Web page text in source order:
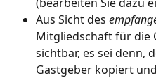
Aus Sicht des
Mitgliedschaft für die
sichtbar, es sei denn,
Gastgeber kopiert